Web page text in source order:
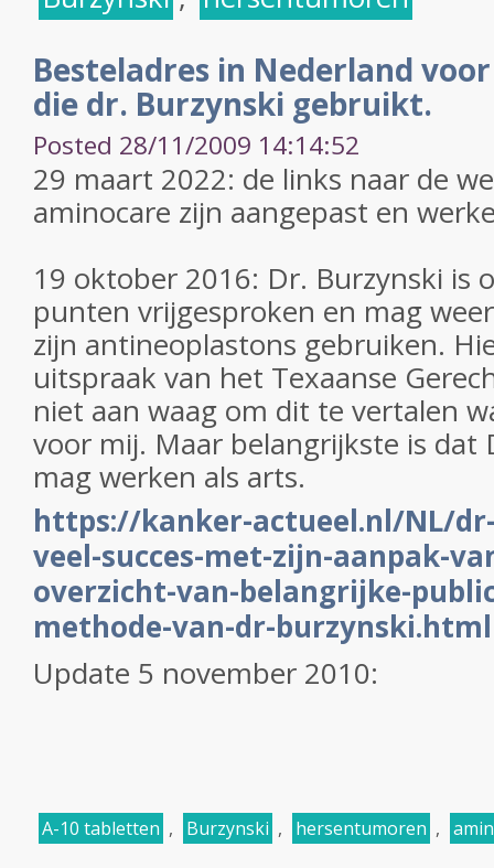
Besteladres in Nederland
die dr. Burzynski gebruikt.
Posted 28/11/2009 14:14:52
29 maart 2022: de links naar de
aminocare zijn aangepast en
19 oktober 2016: Dr. Burzynski is
punten vrijgesproken en mag
zijn antineoplastons gebruiken.
uitspraak van het Texaanse
niet aan waag om dit te vertalen
voor mij. Maar belangrijkste is dat
mag werken als arts.
https://kanker-actueel.nl/NL/
veel-succes-met-zijn-aanpak-
overzicht-van-belangrijke-
methode-van-dr-burzynski.html
Update 5 november 2010:
A-10 tabletten , Burzynski , hersentumoren ,